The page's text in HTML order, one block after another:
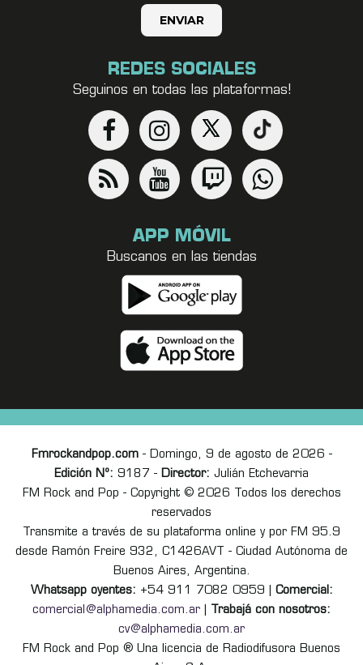
REDES SOCIALES
Seguinos en todas las plataformas!
APP MÓVIL
Buscanos en las tiendas
Fmrockandpop.com- Domingo, 9 de agosto de 2026 -
Edición Nº: 9187 - Director: Julián Etchevarria
FM Rock and Pop - Copyright © 2026 Todos los derechos
reservados
Transmite a través de su plataforma online y por FM 95.9
desde Ramón Freire 932, C1426AVT - Ciudad Autónoma de
Buenos Aires, Argentina.
Whatsapp oyentes: +54 911 7082 0959 | Comercial:
comercial@alphamedia.com.ar
Trabajá con nosotros:
cv@alphamedia.com.ar
FM Rock and Pop ® Una licencia de Radiodifusora Buenos